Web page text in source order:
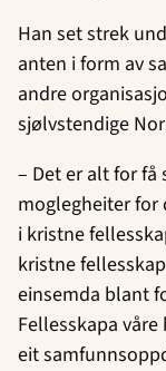
Han set strek
anten i form av
andre
sjølvstendige
– Det er alt for
moglegheiter for
i kristne
kristne
einsemda blant
Fellesskapa
eit